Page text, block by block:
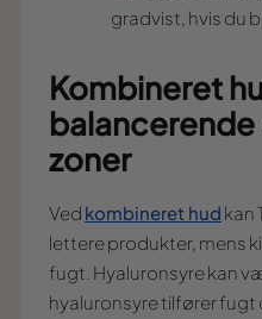
gradvist, hvis du
Kombineret
zoner
Ved kombineret hud kan
lettere produkter, mens
fugt. Hyaluronsyre kan
hyaluronsyre tilfører fugt